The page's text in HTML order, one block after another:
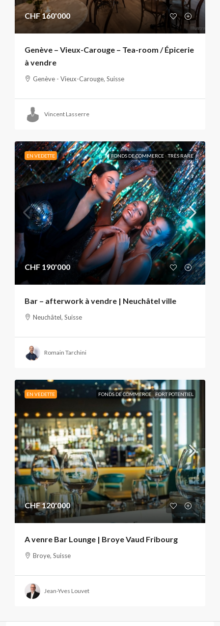
CHF 160'000
Genève – Vieux-Carouge – Tea-room / Épicerie
à vendre
Genève - Vieux-Carouge, Suisse
Vincent Lasserre
EN VEDETTE FONDS DE COMMERCE TRÈS RARE
CHF 190'000
Bar – afterwork à vendre | Neuchâtel ville
Neuchâtel, Suisse
Romain Tarchini
EN VEDETTE FONDS DE COMMERCE FORT POTENTIEL
CHF 120'000
A venre Bar Lounge | Broye Vaud Fribourg
Broye, Suisse
Jean-Yves Louvet